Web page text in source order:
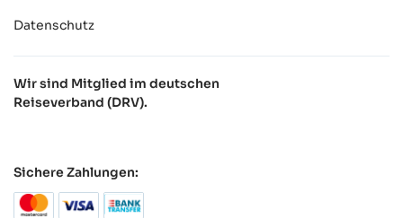
Datenschutz
Wir sind Mitglied im deutschen
Reiseverband (DRV).
Sichere Zahlungen: